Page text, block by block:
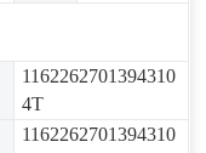
1162262701394310
4T
1162262701394310